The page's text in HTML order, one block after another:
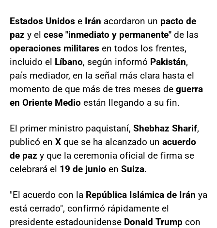
Estados Unidos e Irán acordaron un pacto de
paz y el cese "inmediato y permanente" de las
operaciones militares en todos los frentes,
incluido el Líbano, según informó Pakistán,
país mediador, en la señal más clara hasta el
momento de que más de tres meses de guerra
en Oriente Medio están llegando a su fin.
El primer ministro paquistaní, Shebhaz Sharif,
publicó en X que se ha alcanzado un acuerdo
de paz y que la ceremonia oficial de firma se
celebrará el 19 de junio en Suiza.
"El acuerdo con la República Islámica de Irán ya
está cerrado", confirmó rápidamente el
presidente estadounidense Donald Trump con